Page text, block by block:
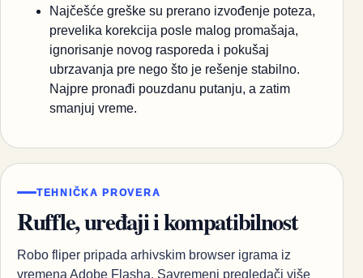
Najčešće greške su prerano izvođenje poteza,
prevelika korekcija posle malog promašaja,
ignorisanje novog rasporeda i pokušaj
ubrzavanja pre nego što je rešenje stabilno.
Najpre pronađi pouzdanu putanju, a zatim
smanjuj vreme.
TEHNIČKA PROVERA
Ruffle, uređaji i kompatibilnost
Robo fliper pripada arhivskim browser igrama iz
vremena Adobe Flasha. Savremeni pregledači više